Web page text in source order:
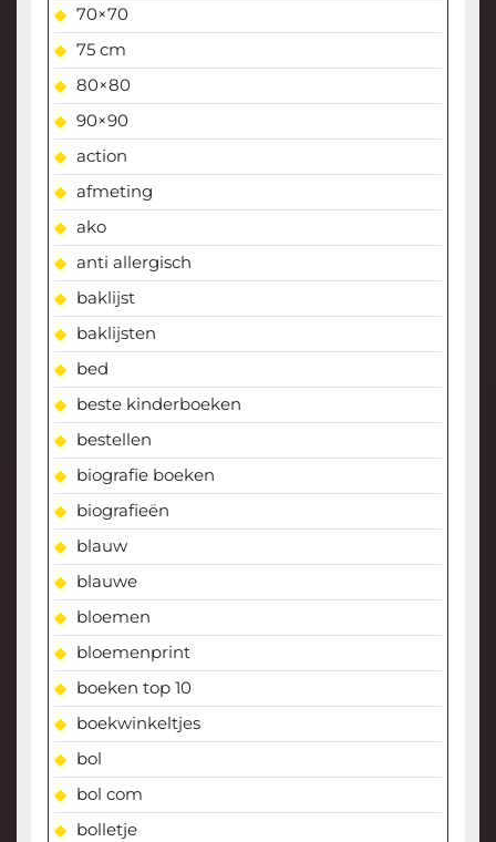
70×70
75 cm
80×80
90×90
action
afmeting
ako
anti allergisch
baklijst
baklijsten
bed
beste kinderboeken
bestellen
biografie boeken
biografieën
blauw
blauwe
bloemen
bloemenprint
boeken top 10
boekwinkeltjes
bol
bol com
bolletje